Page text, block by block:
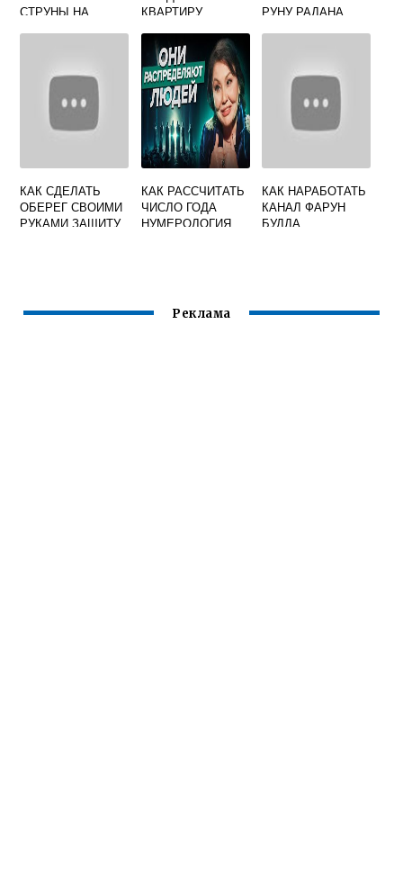
СТРУНЫ НА
КВАРТИРУ
ПРИМЕТЫ
РУНУ РАДАНА
КАК СДЕЛАТЬ
ОБЕРЕГ СВОИМИ
РУКАМИ ЗАЩИТУ
КАК РАССЧИТАТЬ
ЧИСЛО ГОДА
НУМЕРОЛОГИЯ
КАК НАРАБОТАТЬ
КАНАЛ ФАРУН
БУДДА
Реклама